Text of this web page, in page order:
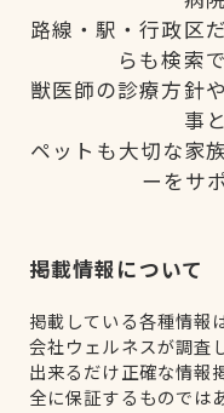
路線・駅・行政区
らも検索
獣医師の診療方針
事
ペットも大切な家
ーをサ
掲載情報について
掲載している各種情報
会社ウェルネスが調査
出来るだけ正確な情報
全に保証するものでは